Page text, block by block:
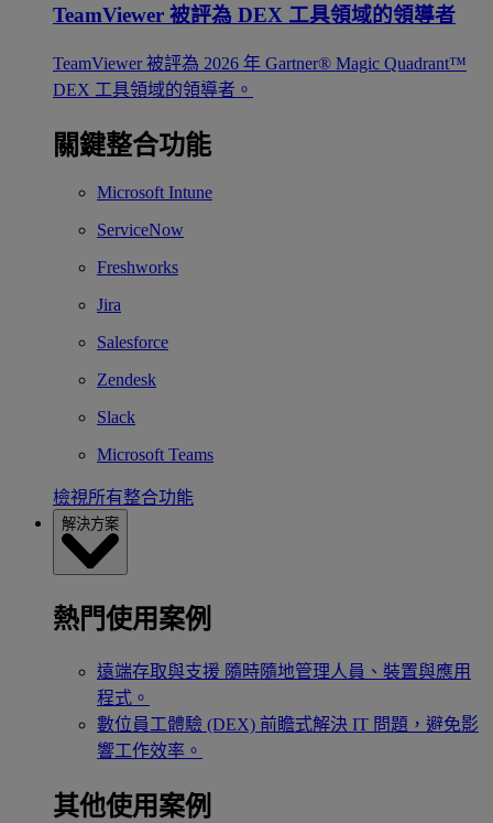
TeamViewer 被評為 DEX 工具領域的領導者
TeamViewer 被評為 2026 年 Gartner® Magic Quadrant™
DEX 工具領域的領導者。
關鍵整合功能
Microsoft Intune
ServiceNow
Freshworks
Jira
Salesforce
Zendesk
Slack
Microsoft Teams
檢視所有整合功能
解決方案
熱門使用案例
遠端存取與支援 隨時隨地管理人員、裝置與應用
程式。
數位員工體驗 (DEX) 前瞻式解決 IT 問題，避免影
響工作效率。
其他使用案例